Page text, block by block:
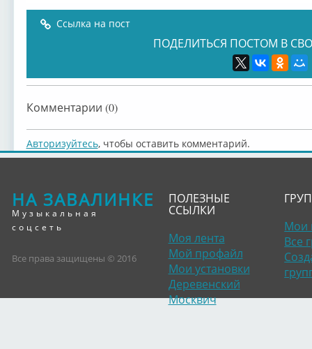
Ссылка на пост
ПОДЕЛИТЬСЯ ПОСТОМ В
Комментарии (0)
Авторизуйтесь, чтобы оставить комментарий.
НА ЗАВАЛИНКЕ
Музыкальная
соцсеть
Все права защищены © 2016
ПОЛЕЗНЫЕ
ССЫЛКИ
Моя лента
Мой профайл
Мои установки
Деревенский
Москвич
Мои
Все